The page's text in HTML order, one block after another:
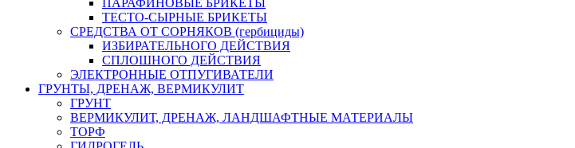
ПАРАФИНОВЫЕ БРИКЕТЫ
ТЕСТО-СЫРНЫЕ БРИКЕТЫ
СРЕДСТВА ОТ СОРНЯКОВ (гербициды)
ИЗБИРАТЕЛЬНОГО ДЕЙСТВИЯ
СПЛОШНОГО ДЕЙСТВИЯ
ЭЛЕКТРОННЫЕ ОТПУГИВАТЕЛИ
ГРУНТЫ, ДРЕНАЖ, ВЕРМИКУЛИТ
ГРУНТ
ВЕРМИКУЛИТ, ДРЕНАЖ, ЛАНДШАФТНЫЕ МАТЕРИАЛЫ
ТОРФ